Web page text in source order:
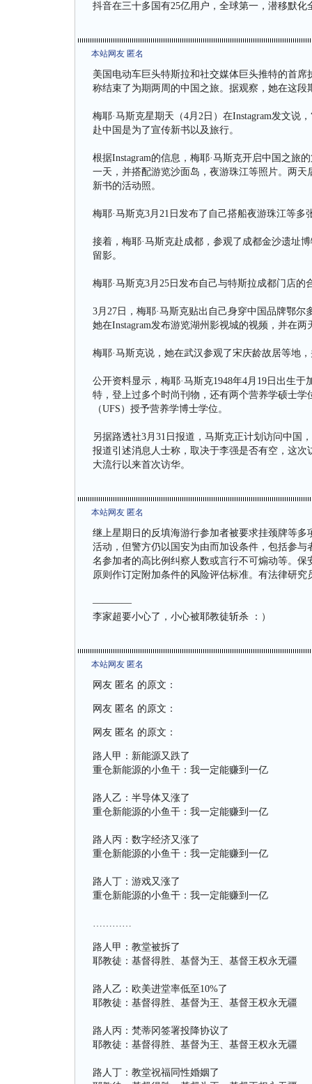
抖音在三十多国有25亿用户，全球第一，潜移默化
本站网友 匿名
美国电动车巨头特斯拉和社交媒体巨头推特的首席
称结束了为期两周的中国之旅。据观察，她在这
梅耶·马斯克星期天（4月2日）在Instagram发文说
赴中国是为了宣传新书以及旅行。
根据Instagram的信息，梅耶·马斯克开启中国之旅
一天，并搭配游览沙面岛，夜游珠江等照片。两
新书的活动照。
梅耶·马斯克3月21日发布了自己搭船夜游珠江等多
接着，梅耶·马斯克赴成都，参观了成都金沙遗址
留影。
梅耶·马斯克3月25日发布自己与特斯拉成都门店的
3月27日，梅耶·马斯克贴出自己身穿中国品牌鄂
她在Instagram发布游览湖州影视城的视频，并在两
梅耶·马斯克说，她在武汉参观了宋庆龄故居等地
公开资料显示，梅耶·马斯克1948年4月19日出生
特，登上过多个时尚刊物，还有两个营养学硕士学
（UFS）授予营养学博士学位。
另据路透社3月31日报道，马斯克正计划访问中国
报道引述消息人士称，取决于李强是否有空，这
大流行以来首次访华。
本站网友 匿名
继上星期日的反填海游行参加者被要求挂颈牌等
活动，但警方仍以国安为由而加设条件，包括参
名参加者的高比例纠察人数或言行不可煽动等。
原则作订定附加条件的风险评估标准。有法律研
————
李家超要小心了，小心被耶教徒斩杀 ：）
本站网友 匿名
网友 匿名 的原文：
网友 匿名 的原文：
网友 匿名 的原文：
路人甲：新能源又跌了
重仓新能源的小鱼干：我一定能赚到一亿
路人乙：半导体又涨了
重仓新能源的小鱼干：我一定能赚到一亿
路人丙：数字经济又涨了
重仓新能源的小鱼干：我一定能赚到一亿
路人丁：游戏又涨了
重仓新能源的小鱼干：我一定能赚到一亿
…………
路人甲：教堂被拆了
耶教徒：基督得胜、基督为王、基督王权永无疆
路人乙：欧美进堂率低至10%了
耶教徒：基督得胜、基督为王、基督王权永无疆
路人丙：梵蒂冈签署投降协议了
耶教徒：基督得胜、基督为王、基督王权永无疆
路人丁：教堂祝福同性婚姻了